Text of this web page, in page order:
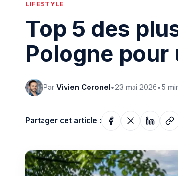
LIFESTYLE
Top 5 des
Pologne pour
Par Vivien Coronel•23 mai 2026•5
Partager cet article :